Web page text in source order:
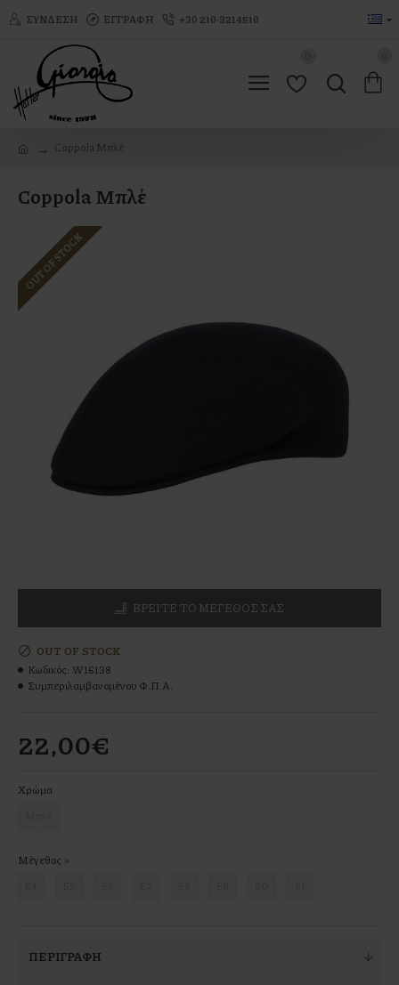
ΣΎΝΔΕΣΗ ΕΓΓΡΑΦΉ +30 210-3214510
Coppola Μπλέ
Coppola Μπλέ
OUT OF STOCK
ΒΡΕΊΤΕ ΤΟ ΜΕΓΕΘΌΣ ΣΑΣ
22,00€
OUT OF STOCK
Κωδικός: W16138
Συμπεριλαμβανομένου Φ.Π.Α.
Χρώμα
Μέγεθος
ΠΕΡΙΓΡΑΦΉ